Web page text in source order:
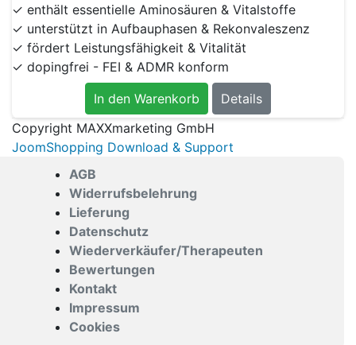
✓ enthält essentielle Aminosäuren & Vitalstoffe
✓ unterstützt in Aufbauphasen & Rekonvaleszenz
✓ fördert Leistungsfähigkeit & Vitalität
✓ dopingfrei - FEI & ADMR konform
In den Warenkorb
Details
Copyright MAXXmarketing GmbH
JoomShopping Download & Support
AGB
Widerrufsbelehrung
Lieferung
Datenschutz
Wiederverkäufer/Therapeuten
Bewertungen
Kontakt
Impressum
Cookies